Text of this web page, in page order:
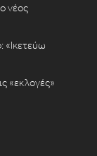
νέος
«Ικετεύω
«εκλογές»